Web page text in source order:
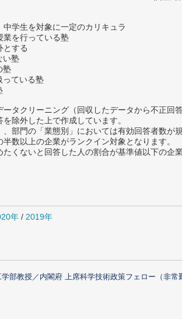
学生を対象に一定のカリキュラ
業を行っている塾
とする
い塾
塾
っている塾
タクリーニング（回収したデータから不正回答
除外した上で作成しています。
部門の「業態別」においては有効回答者数が
数以上の企業がランクイン対象となります。
くないと回答した人の割合が基準値以下の企
年 / 2019年
部教授／内閣府 上席科学技術政策フェロー（非常